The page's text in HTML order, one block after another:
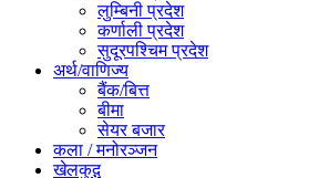
लुम्बिनी प्रदेश
कर्णाली प्रदेश
सुदूरपश्चिम प्रदेश
अर्थ/वाणिज्य
बैंक/बित्त
बीमा
सेयर बजार
कला / मनोरञ्जन
खेलकुद़़